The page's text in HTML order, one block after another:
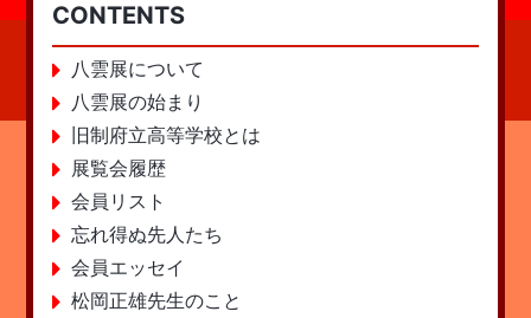
CONTENTS
八雲展について
八雲展の始まり
旧制府立高等学校とは
展覧会履歴
会員リスト
忘れ得ぬ先人たち
会員エッセイ
松岡正雄先生のこと